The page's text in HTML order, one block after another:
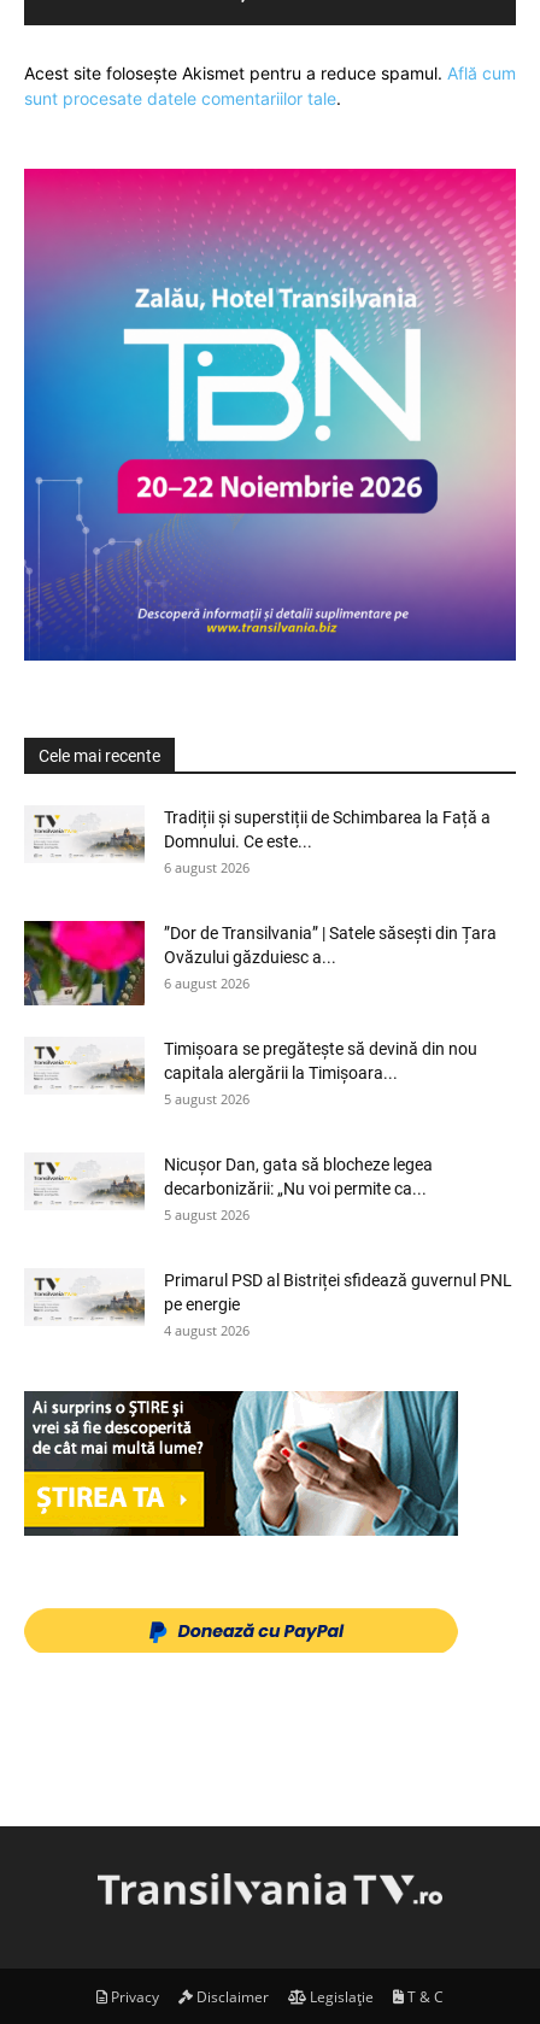
Acest site folosește Akismet pentru a reduce spamul. Află cum
sunt procesate datele comentariilor tale.
Cele mai recente
Tradiții și superstiții de Schimbarea la Față a
Domnului. Ce este...
6 august 2026
”Dor de Transilvania” | Satele săsești din Țara
Ovăzului găzduiesc a...
6 august 2026
Timișoara se pregătește să devină din nou
capitala alergării la Timișoara...
5 august 2026
Nicușor Dan, gata să blocheze legea
decarbonizării: „Nu voi permite ca...
5 august 2026
Primarul PSD al Bistriței sfidează guvernul PNL
pe energie
4 august 2026
Privacy Disclaimer Legislație T & C